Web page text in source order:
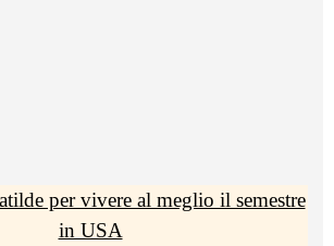
per vivere al meglio il semestre
in USA